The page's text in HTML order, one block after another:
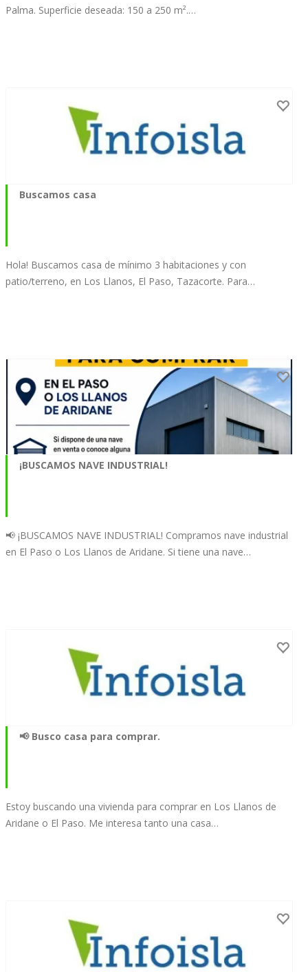
Palma. Superficie deseada: 150 a 250 m².…
Buscamos casa
Hola! Buscamos casa de mínimo 3 habitaciones y con
patio/terreno, en Los Llanos, El Paso, Tazacorte. Para…
¡BUSCAMOS NAVE INDUSTRIAL!
📢 ¡BUSCAMOS NAVE INDUSTRIAL! Compramos nave industrial
en El Paso o Los Llanos de Aridane. Si tiene una nave…
📢 Busco casa para comprar.
Estoy buscando una vivienda para comprar en Los Llanos de
Aridane o El Paso. Me interesa tanto una casa…